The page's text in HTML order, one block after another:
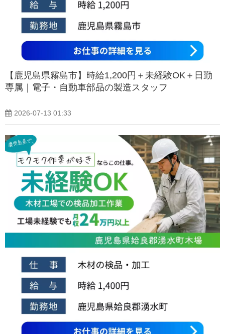
【鹿児島県霧島市】時給1,200円＋未経験OK＋日勤
専属｜電子・自動車部品の製造スタッフ
2026-07-13 01:33